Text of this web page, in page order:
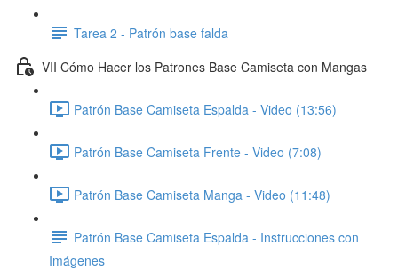
Tarea 2 - Patrón base falda
VII Cómo Hacer los Patrones Base Camiseta con Mangas
Patrón Base Camiseta Espalda - Video (13:56)
Patrón Base Camiseta Frente - Video (7:08)
Patrón Base Camiseta Manga - Video (11:48)
Patrón Base Camiseta Espalda - Instrucciones con
Imágenes